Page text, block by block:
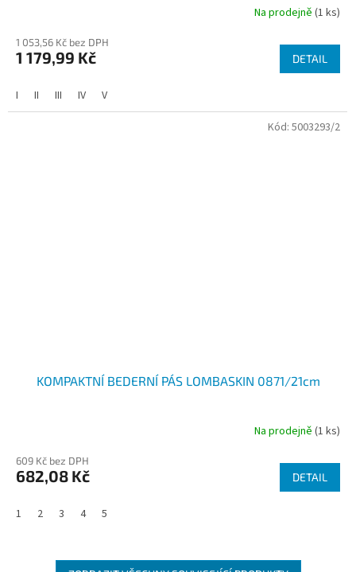
Na prodejně (1 ks)
1 053,56 Kč bez DPH
1 179,99 Kč DETAIL
I II III IV V
KOMPAKTNÍ BEDERNÍ PÁS LOMBASKIN 0871/21cm
Na prodejně (1 ks)
609 Kč bez DPH
682,08 Kč DETAIL
1 2 3 4 5
Kód: 5003293/2